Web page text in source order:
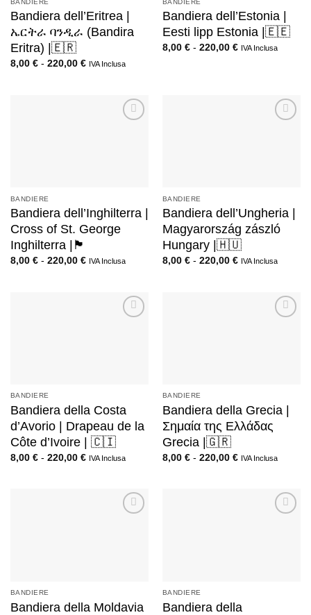
BANDIERE
Bandiera dell’Eritrea |
ኤርትራ ባንዲራ (Bandira
Eritra) |🇪🇷
8,00 € - 220,00 € IVA Inclusa
BANDIERE
Bandiera dell’Estonia |
Eesti lipp Estonia |🇪🇪
8,00 € - 220,00 € IVA Inclusa
BANDIERE
Bandiera dell’Inghilterra |
Cross of St. George
Inghilterra |🏴󠁧󠁢󠁥󠁮󠁧󠁿
8,00 € - 220,00 € IVA Inclusa
BANDIERE
Bandiera dell’Ungheria |
Magyarország zászló
Hungary |🇭🇺
8,00 € - 220,00 € IVA Inclusa
BANDIERE
Bandiera della Costa
d’Avorio | Drapeau de la
Côte d’Ivoire | 🇨🇮
8,00 € - 220,00 € IVA Inclusa
BANDIERE
Bandiera della Grecia |
Σημαία της Ελλάδας
Grecia |🇬🇷
8,00 € - 220,00 € IVA Inclusa
BANDIERE
Bandiera della Moldavia
BANDIERE
Bandiera della